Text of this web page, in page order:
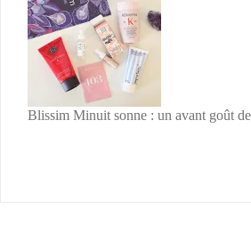
Blissim Minuit sonne : un avant goût